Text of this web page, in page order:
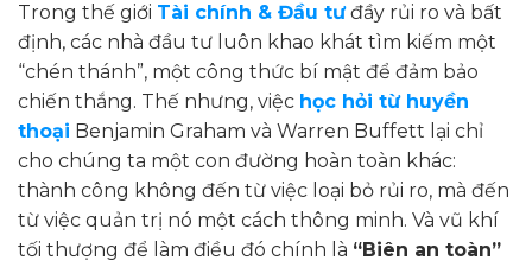
Trong thế giới Tài chính & Đầu tưđầy rủi ro và bất
định, các nhà đầu tư luôn khao khát tìm kiếm một
“chén thánh”, một công thức bí mật để đảm bảo
chiến thắng. Thế nhưng, việc học hỏi từ huyền
thoại Benjamin Graham và Warren Buffett lại chỉ
cho chúng ta một con đường hoàn toàn khác:
thành công không đến từ việc loại bỏ rủi ro, mà đến
từ việc quản trị nó một cách thông minh. Và vũ khí
tối thượng để làm điều đó chính là “Biên an toàn”